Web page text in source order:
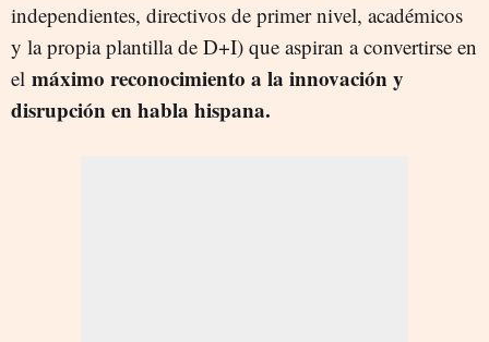
independientes, directivos de primer nivel, académicos
y la propia plantilla de D+I) que aspiran a convertirse en
el máximo reconocimiento a la innovación y
disrupción en habla hispana.